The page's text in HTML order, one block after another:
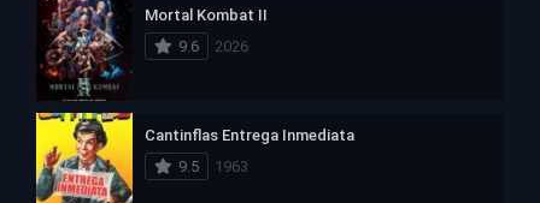
Mortal Kombat II
9.6
2026
Cantinflas Entrega Inmediata
9.5
1963